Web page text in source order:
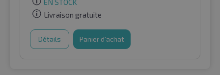
EN STOCK
Livraison gratuite
Détails Panier d'achat